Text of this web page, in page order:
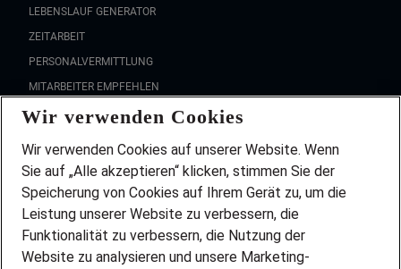
LEBENSLAUF GENERATOR
ZEITARBEIT
PERSONALVERMITTLUNG
MITARBEITER EMPFEHLEN
FAQ
Wir stellen ein!
DEINE BERUFSGRUPPE
DEINE LEBENSSITUATION
PARTNERSHIP WITH AIRBUS
INITIATIV BEWERBEN
Wir verwenden Cookies
Wir verwenden Cookies auf unserer Website. Wenn
Sie auf „Alle akzeptieren“ klicken, stimmen Sie der
Speicherung von Cookies auf Ihrem Gerät zu, um die
Leistung unserer Website zu verbessern, die
Funktionalität zu verbessern, die Nutzung der
Website zu analysieren und unsere Marketing-